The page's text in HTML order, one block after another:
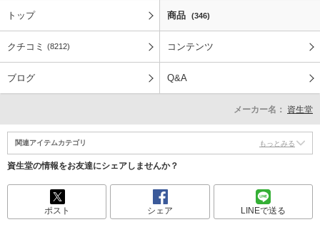
トップ 商品 (346)
クチコミ (8212) コンテンツ
ブログ Q&A
メーカー名： 資生堂
関連アイテムカテゴリ もっとみる
資生堂の情報をお友達にシェアしませんか？
ポスト シェア LINEで送る